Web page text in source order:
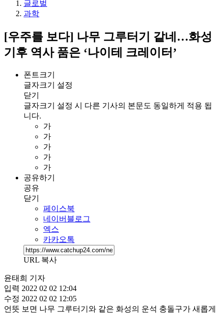
글로벌
과학
[우주를 보다] 나무 그루터기 같네…화성
기후 역사 품은 ‘나이테 크레이터’
폰트크기
글자크기 설정
닫기
글자크기 설정 시 다른 기사의 본문도 동일하게 적용 됩
니다.
가
가
가
가
가
공유하기
공유
닫기
페이스북
네이버블로그
엑스
카카오톡
URL 복사
윤태희 기자
입력 2022 02 02 12:04
수정 2022 02 02 12:05
언뜻 보면 나무 그루터기와 같은 화성의 운석 충돌구가 새롭게